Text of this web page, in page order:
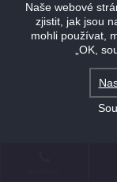
Naše webové
zjistit, jak jsou
mohli používat,
„OK,